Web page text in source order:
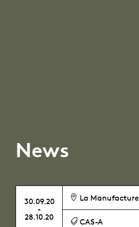
News
30.09.20
-
28.10.20
La Manufacture
CAS-A